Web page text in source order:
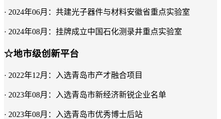
· 2024年06月：共建光子器件与材料安徽省重点实验室
· 2024年08月：挂牌成立中国石化测录井重点实验室
☆地市级创新平台
· 2022年12月：入选青岛市产才融合项目
· 2023年08月：入选青岛市新经济新锐企业名单
· 2023年08月：入选青岛市优秀博士后站